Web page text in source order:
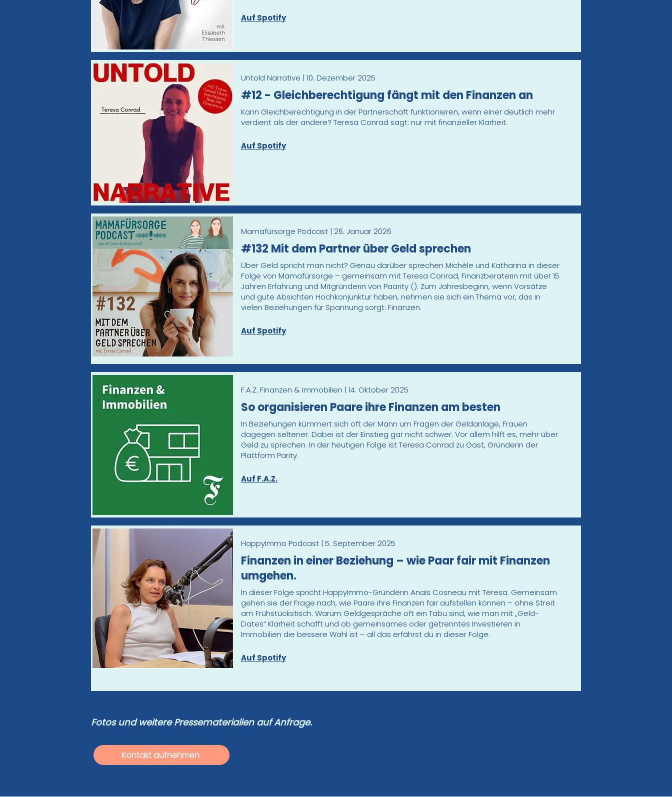
Auf Spotify
Untold Narrative | 10. Dezember 2025
#12 - Gleichberechtigung fängt mit den Finanzen an
Kann Gleichberechtigung in der Partnerschaft funktionieren, wenn einer deutlich mehr
verdient als der andere? Teresa Conrad sagt: nur mit finanzieller Klarheit.
Auf Spotify
Mamafürsorge Podcast | 26. Januar 2026
#132 Mit dem Partner über Geld sprechen
Über Geld spricht man nicht? Genau darüber sprechen Michèle und Katharina in dieser
Folge von Mamafürsorge – gemeinsam mit Teresa Conrad, Finanzberaterin mit über 15
Jahren Erfahrung und Mitgründerin von Paarity (). Zum Jahresbeginn, wenn Vorsätze
und gute Absichten Hochkonjunktur haben, nehmen sie sich ein Thema vor, das in
vielen Beziehungen für Spannung sorgt: Finanzen.
Auf Spotify
F.A.Z. Finanzen & Immobilien | 14. Oktober 2025
So organisieren Paare ihre Finanzen am besten
In Beziehungen kümmert sich oft der Mann um Fragen der Geldanlage, Frauen
dagegen seltener. Dabei ist der Einstieg gar nicht schwer. Vor allem hilft es, mehr über
Geld zu sprechen. In der heutigen Folge ist Teresa Conrad zu Gast, Gründerin der
Plattform Parity.
Auf F.A.Z.
HappyImmo Podcast | 5. September 2025
Finanzen in einer Beziehung – wie Paar fair mit Finanzen
umgehen.
In dieser Folge spricht HappyImmo-Gründerin Anaïs Cosneau mit Teresa. Gemeinsam
gehen sie der Frage nach, wie Paare ihre Finanzen fair aufstellen können – ohne Streit
am Frühstückstisch. Warum Geldgespräche oft ein Tabu sind, wie man mit „Geld-
Dates“ Klarheit schafft und ob gemeinsames oder getrenntes Investieren in
Immobilien die bessere Wahl ist – all das erfährst du in dieser Folge.
Auf Spotify
Fotos und weitere Pressematerialien auf Anfrage.
Kontakt aufnehmen